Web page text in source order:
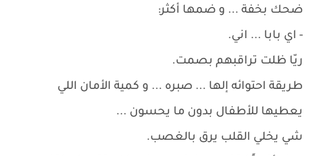
ضحك بخفة ... و ضمها أكثر:
- اي بابا ... اني.
ريّا ظلت تراقبهم بصمت.
طريقة احتوائه إلها ... صبره ... و كمية الأمان اللي
يعطيها للأطفال بدون ما يحسون ...
شي يخلي القلب يرق بالغصب.